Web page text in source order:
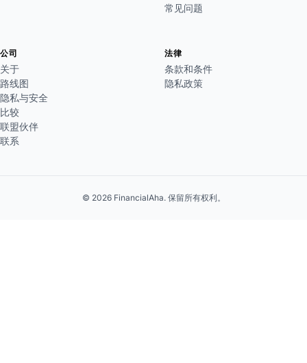
常见问题
公司
关于
路线图
隐私与安全
比较
联盟伙伴
联系
法律
条款和条件
隐私政策
© 2026 FinancialAha. 保留所有权利。